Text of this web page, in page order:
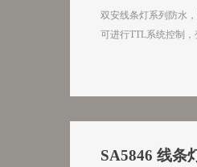
双安线条灯系列防水
可进行TTL系统控制
SA5846 线条